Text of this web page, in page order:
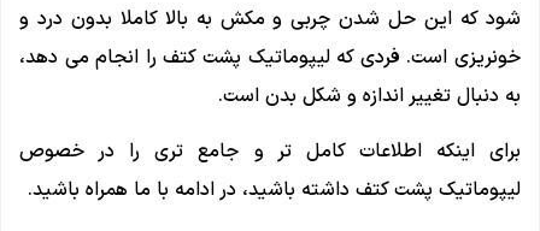
شود که این حل شدن چربی و مکش به بالا کاملا بدون درد و
خونریزی است. فردی که لیپوماتیک پشت کتف را انجام می دهد،
به دنبال تغییر اندازه و شکل بدن است.
برای اینکه اطلاعات کامل تر و جامع تری را در خصوص
لیپوماتیک پشت کتف داشته باشید، در ادامه با ما همراه باشید.